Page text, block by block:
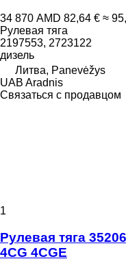
34 870 AMD 82,64 € ≈
Рулевая тяга
2197553, 2723122
дизель
Литва, Panevėžys
UAB Aradnis
Связаться с продавцом
1
Рулевая тяга
4CG 4CGE